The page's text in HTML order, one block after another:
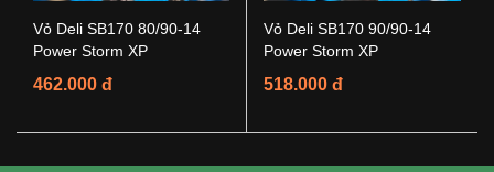
Vỏ Deli SB170 80/90-14
Power Storm XP
462.000 đ
Vỏ Deli SB170 90/90-14
Power Storm XP
518.000 đ